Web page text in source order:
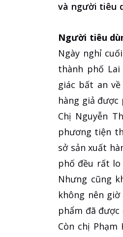
và người tiêu
Người tiêu
Ngày nghỉ
thành phố
giác bất an
hàng giả được
Chị Nguyễn
phương tiện
sở sản xuất
phố đều rất lo
Nhưng cũng
không nên
phẩm đã
Còn chị